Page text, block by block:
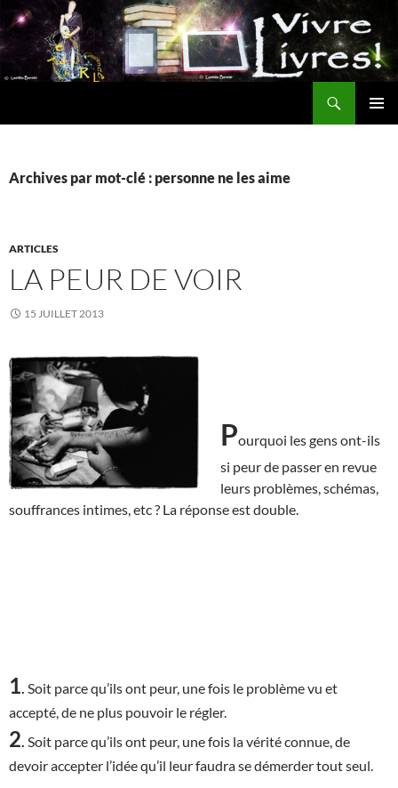
Aller
au
contenu
Archives par mot-clé : personne ne les aime
ARTICLES
LA PEUR DE VOIR
15 JUILLET 2013
Pourquoi les gens ont-ils
si peur de passer en revue
leurs problèmes, schémas,
souffrances intimes, etc ? La réponse est double.
1 Soit parce qu’ils ont peur, une fois le problème vu et
accepté, de ne plus pouvoir le régler.
2 Soit parce qu’ils ont peur, une fois la vérité connue, de
devoir accepter l’idée qu’il leur faudra se démerder tout seul.